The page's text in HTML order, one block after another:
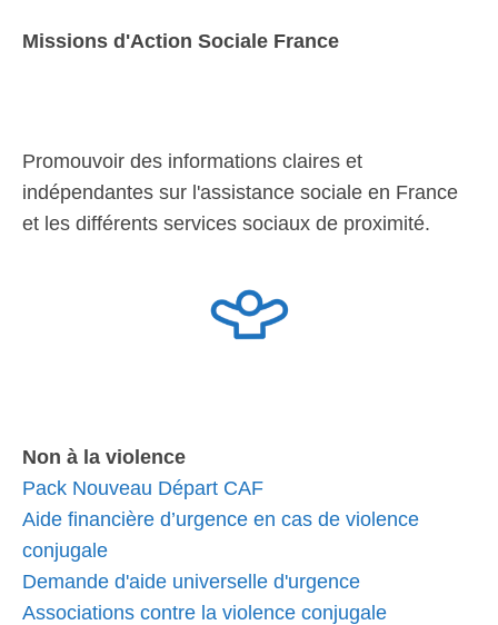
Missions d'Action Sociale France
Promouvoir des informations claires et
indépendantes sur l'assistance sociale en France
et les différents services sociaux de proximité.
Non à la violence
Pack Nouveau Départ CAF
Aide financière d’urgence en cas de violence
conjugale
Demande d'aide universelle d'urgence
Associations contre la violence conjugale